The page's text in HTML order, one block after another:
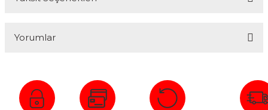
Yorumlar
Bu ürüne ilk yorumu siz yapın!